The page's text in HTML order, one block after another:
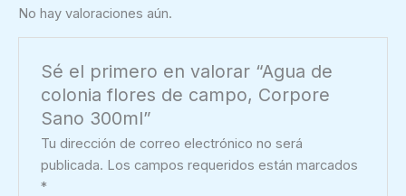
300ml
cantidad
No hay valoraciones aún.
Sé el primero en valorar “Agua de
colonia flores de campo, Corpore
Sano 300ml”
Tu dirección de correo electrónico no será
publicada. Los campos requeridos están marcados
*